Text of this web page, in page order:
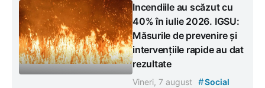
Incendiile au scăzut cu
40% în iulie 2026. IGSU:
Măsurile de prevenire și
intervențiile rapide au dat
rezultate
Vineri, 7 august #Social